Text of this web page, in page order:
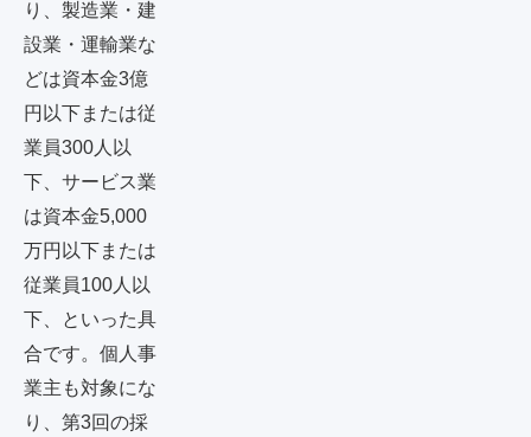
り、製造業・建
設業・運輸業な
どは資本金3億
円以下または従
業員300人以
下、サービス業
は資本金5,000
万円以下または
従業員100人以
下、といった具
合です。個人事
業主も対象にな
り、第3回の採